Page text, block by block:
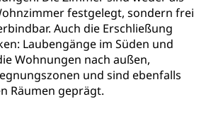
festgelegt, sondern frei
Auch die Erschließung
Laubengänge im Süden und
Wohnungen nach außen,
und sind ebenfalls
Räumen geprägt.